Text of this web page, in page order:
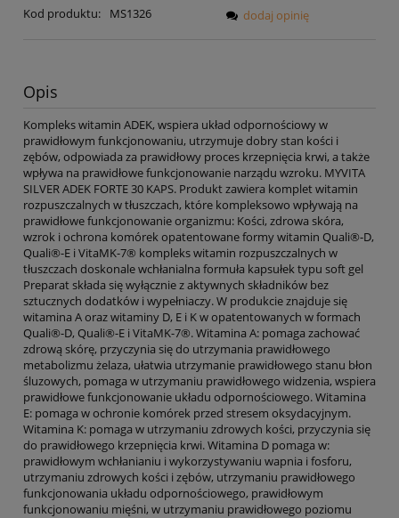
Kod produktu:
MS1326
dodaj opinię
Opis
Kompleks witamin ADEK, wspiera układ odpornościowy w
prawidłowym funkcjonowaniu, utrzymuje dobry stan kości i
zębów, odpowiada za prawidłowy proces krzepnięcia krwi, a także
wpływa na prawidłowe funkcjonowanie narządu wzroku. MYVITA
SILVER ADEK FORTE 30 KAPS. Produkt zawiera komplet witamin
rozpuszczalnych w tłuszczach, które kompleksowo wpływają na
prawidłowe funkcjonowanie organizmu: Kości, zdrowa skóra,
wzrok i ochrona komórek opatentowane formy witamin Quali®-D,
Quali®-E i VitaMK-7® kompleks witamin rozpuszczalnych w
tłuszczach doskonale wchłanialna formuła kapsułek typu soft gel
Preparat składa się wyłącznie z aktywnych składników bez
sztucznych dodatków i wypełniaczy. W produkcie znajduje się
witamina A oraz witaminy D, E i K w opatentowanych w formach
Quali®-D, Quali®-E i VitaMK-7®. Witamina A: pomaga zachować
zdrową skórę, przyczynia się do utrzymania prawidłowego
metabolizmu żelaza, ułatwia utrzymanie prawidłowego stanu błon
śluzowych, pomaga w utrzymaniu prawidłowego widzenia, wspiera
prawidłowe funkcjonowanie układu odpornościowego. Witamina
E: pomaga w ochronie komórek przed stresem oksydacyjnym.
Witamina K: pomaga w utrzymaniu zdrowych kości, przyczynia się
do prawidłowego krzepnięcia krwi. Witamina D pomaga w:
prawidłowym wchłanianiu i wykorzystywaniu wapnia i fosforu,
utrzymaniu zdrowych kości i zębów, utrzymaniu prawidłowego
funkcjonowania układu odpornościowego, prawidłowym
funkcjonowaniu mięśni, w utrzymaniu prawidłowego poziomu